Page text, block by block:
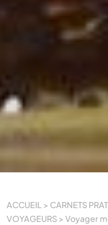
ACCUEIL > CARNETS
VOYAGEURS>Voyager